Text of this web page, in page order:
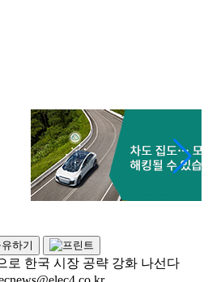
로 한국 시장 공략 강화 나선다